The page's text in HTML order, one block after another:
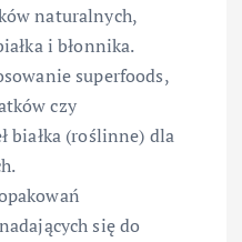
naturalnych,
i błonnika.
superfoods,
czy
białka (roślinne) dla
się do